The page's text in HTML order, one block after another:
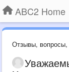
ABC2 Home
Отзывы,